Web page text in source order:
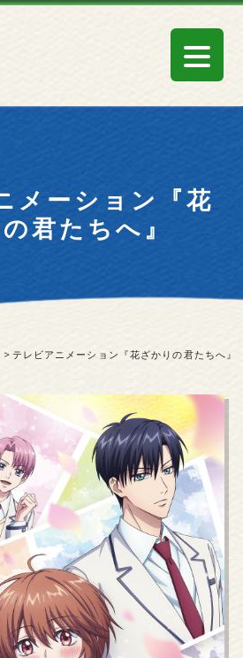
メーション『花
君たちへ』
> テレビアニメーション『花ざかりの君たちへ』